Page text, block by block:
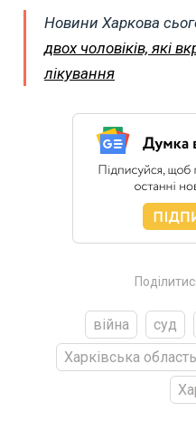
Новини Харкова
двох чоловіків, які
лікування
війна суд
Харківська область